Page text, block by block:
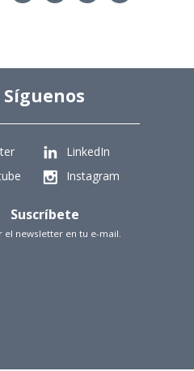
Síguenos
LinkedIn
Instagram
Suscríbete
el newsletter en tu e-mail.